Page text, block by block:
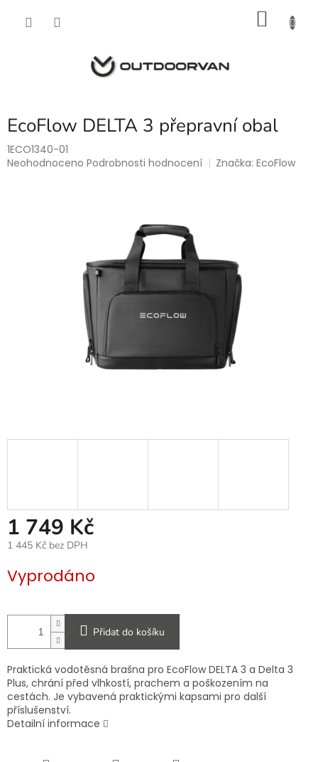
EcoFlow DELTA 3 přepravní obal
1ECO1340-01
Průměrné
Neohodnoceno Podrobnosti hodnocení Značka:EcoFlow
1 749 Kč
1 445 Kč bez DPH
cena:
Vyprodáno
Přidat do košíku
Praktická vodotěsná brašna pro EcoFlow DELTA 3 a Delta 3
Plus, chrání před vlhkostí, prachem a poškozením na
cestách. Je vybavená praktickými kapsami pro další
příslušenství.
Detailní informace